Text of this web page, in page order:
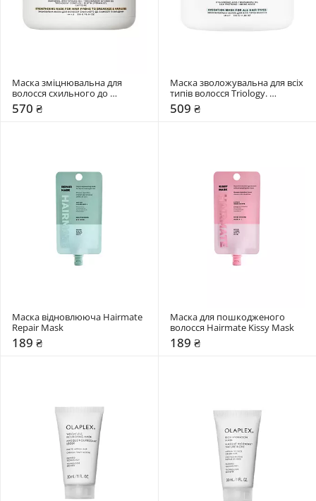
Маска зміцнювальна для
волосся схильного до
ламкості та випадіння Triology.
Trichomax
570 ₴
Маска зволожувальна для всіх
типів волосся Triology.
Aquamatrix
509 ₴
Маска відновлююча Hairmate
Repair Mask
189 ₴
Маска для пошкодженого
волосся Hairmate Kissy Mask
189 ₴